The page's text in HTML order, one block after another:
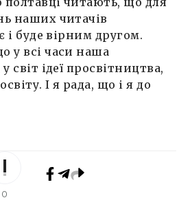
наших читачів
і буде вірним другом.
у всі часи наша
світ ідеї просвітництва,
І я рада, що і я до
0